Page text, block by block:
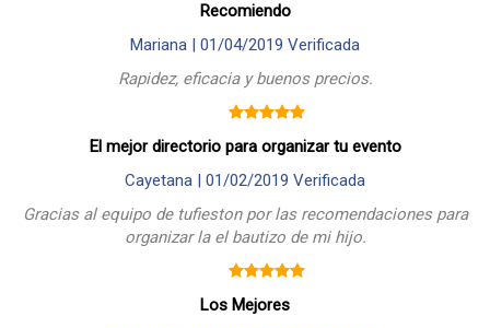
Recomiendo
Mariana | 01/04/2019 Verificada
Rapidez, eficacia y buenos precios.
El mejor directorio para organizar tu evento
Cayetana | 01/02/2019 Verificada
Gracias al equipo de tufieston por las recomendaciones para
organizar la el bautizo de mi hijo.
Los Mejores